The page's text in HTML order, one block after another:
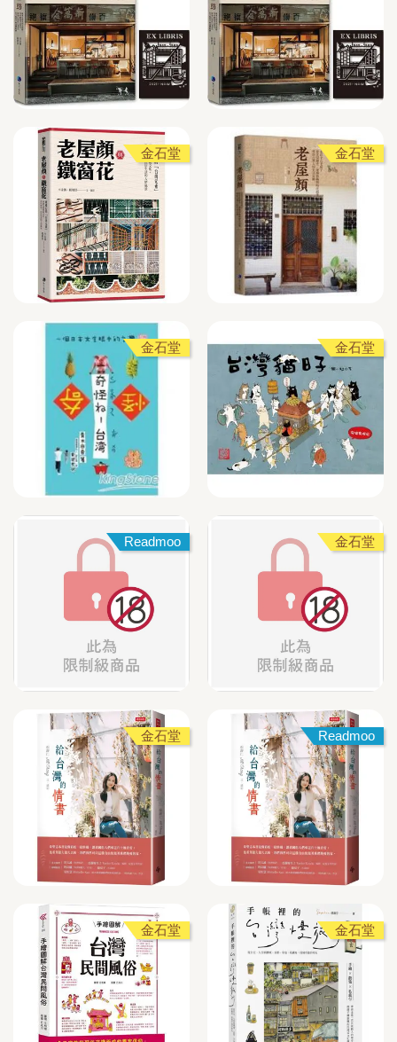
金石堂 金石堂
金石堂 金石堂
Readmoo 金石堂
金石堂 Readmoo
金石堂 金石堂